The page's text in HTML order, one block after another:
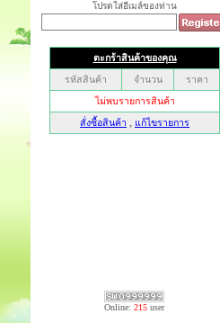
โปรดใส่อีเมล์ของท่าน
Online: 215 user